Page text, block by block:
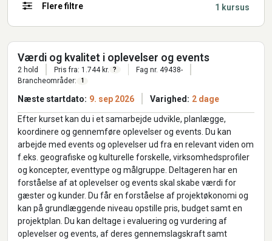
Flere filtre 1 kursus
Værdi og kvalitet i oplevelser og events
2 hold Pris fra: 1.744 kr. ?
Fag nr. 49438-
Brancheområder:
1
Næste startdato: 9. sep 2026 Varighed: 2 dage
Efter kurset kan du i et samarbejde udvikle, planlægge,
koordinere og gennemføre oplevelser og events. Du kan
arbejde med events og oplevelser ud fra en relevant viden om
f.eks. geografiske og kulturelle forskelle, virksomhedsprofiler
og koncepter, eventtype og målgruppe. Deltageren har en
forståelse af at oplevelser og events skal skabe værdi for
gæster og kunder. Du får en forståelse af projektøkonomi og
kan på grundlæggende niveau opstille pris, budget samt en
projektplan. Du kan deltage i evaluering og vurdering af
oplevelser og events, af deres gennemslagskraft samt